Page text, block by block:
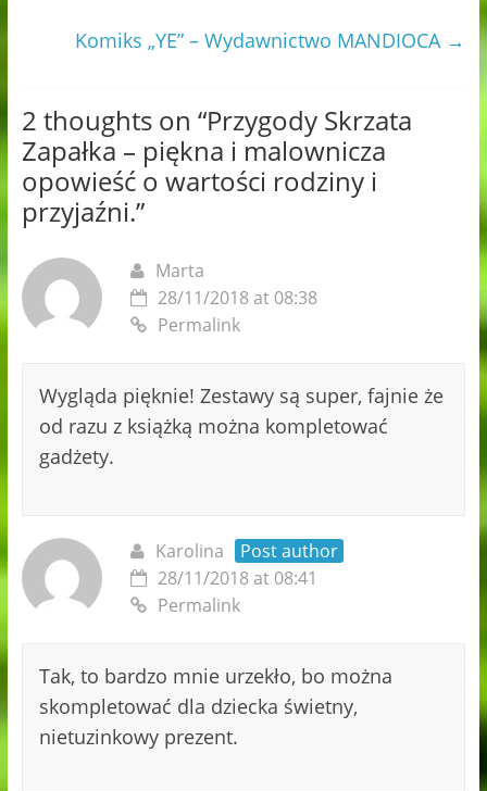
Komiks „YE” – Wydawnictwo MANDIOCA →
2 thoughts on “Przygody Skrzata
Zapałka – piękna i malownicza
opowieść o wartości rodziny i
przyjaźni.”
Marta
28/11/2018 at 08:38
Permalink
Wygląda pięknie! Zestawy są super, fajnie że
od razu z książką można kompletować
gadżety.
Karolina
Post author
28/11/2018 at 08:41
Permalink
Tak, to bardzo mnie urzekło, bo można
skompletować dla dziecka świetny,
nietuzinkowy prezent.